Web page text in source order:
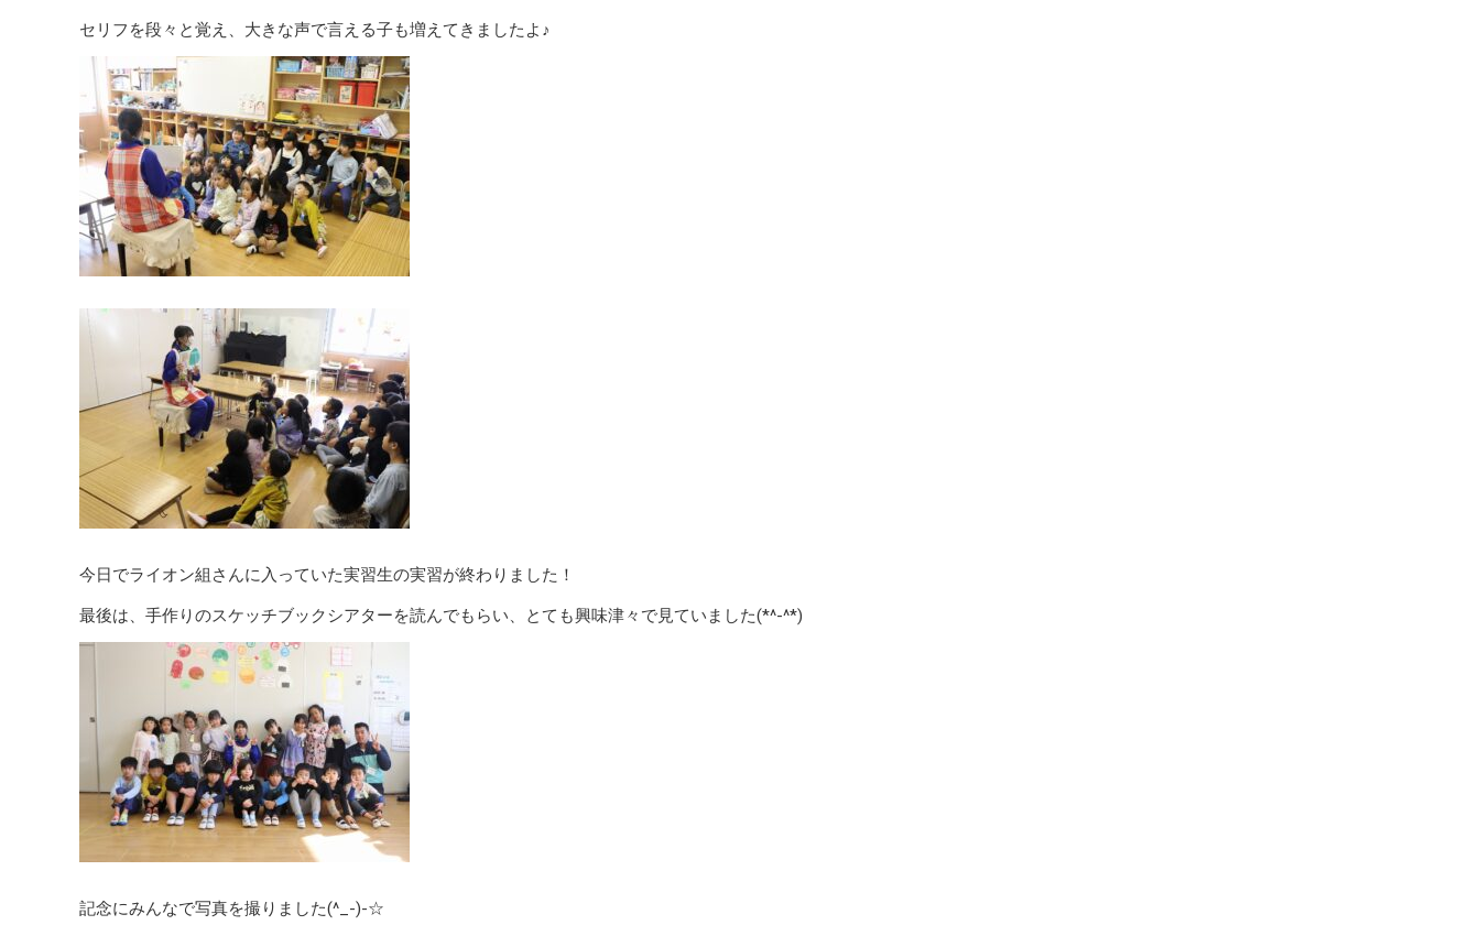
セリフを段々と覚え、大きな声で言える子も増えてきましたよ♪
今日でライオン組さんに入っていた実習生の実習が終わりました！
最後は、手作りのスケッチブックシアターを読んでもらい、とても興味津々で見ていました(*^-^*)
記念にみんなで写真を撮りました(^_-)-☆